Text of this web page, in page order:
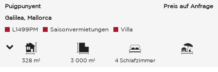
Puigpunyent
Galilea, Mallorca
Preis auf Anfrage
L1499PM Saisonvermietungen Villa
328 m² 3 000 m² 4 Schlafzimmer